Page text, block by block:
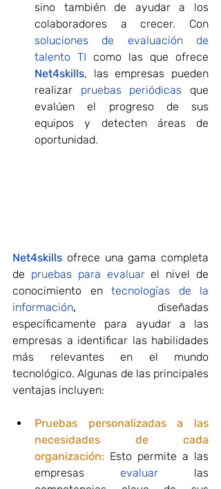
sino también de ayudar a los
soluciones de evaluación de
talento TI
Net4skills, las empresas pueden
realizar pruebas periódicas que
evalúen el progreso de sus
equipos y detecten áreas de
oportunidad.
Net4skills ofrece una gama completa
de pruebas para evaluar el nivel de
conocimiento en tecnologías de la
información, diseñadas
específicamente para ayudar a las
empresas a identificar las habilidades
más relevantes en el mundo
tecnológico. Algunas de las principales
ventajas incluyen:
Pruebas personalizadas a las
necesidades de cada
organización: Esto permite a las
empresas evaluar las